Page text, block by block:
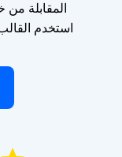
المقابلة من
استخدم